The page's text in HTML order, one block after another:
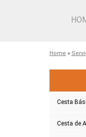
Home »
Cesta
Cesta de